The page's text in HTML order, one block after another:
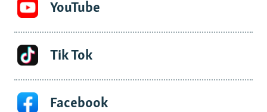
YouTube
Tik Tok
Facebook